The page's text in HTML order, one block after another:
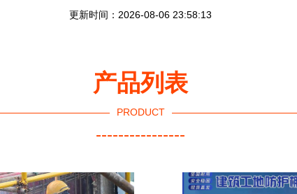
更新时间：2026-08-06 23:58:13
产品列表
PRODUCT
----------------